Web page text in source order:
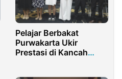
Pelajar Berbakat
Purwakarta Ukir
Prestasi di Kancah